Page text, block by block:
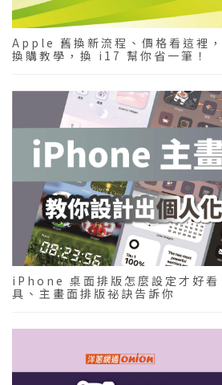
Apple 舊換新流程、價格看這
換購教學，換 i17 幫你省一筆！
iPhone 桌面排版怎麼設定才好
具、主畫面排版祕訣告訴你